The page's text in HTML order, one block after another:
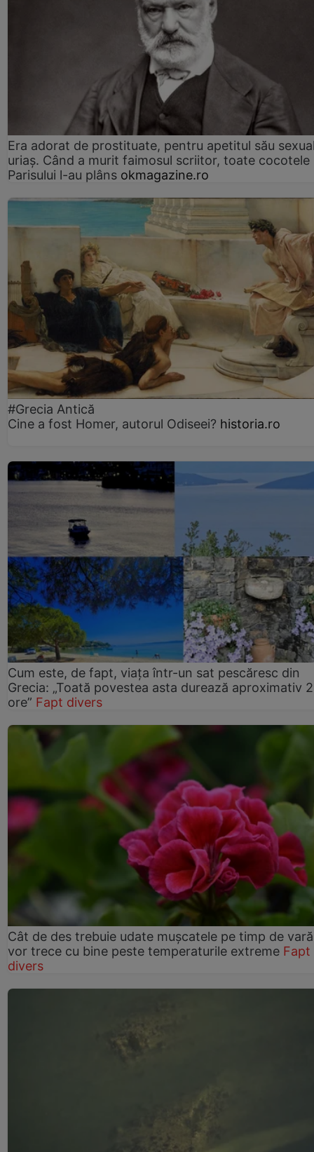
Era adorat de prostituate, pentru apetitul său
uriaș. Când a murit faimosul scriitor, toate cocotele
Parisului l-au plâns okmagazine.ro
#Grecia Antică
Cine a fost Homer, autorul Odiseei? historia.ro
Cum este, de fapt, viața într-un sat pescăresc din
Grecia: „Toată povestea asta durează aproximativ
ore” Fapt divers
Cât de des trebuie udate mușcatele pe timp de
vor trece cu bine peste temperaturile extreme Fapt
divers